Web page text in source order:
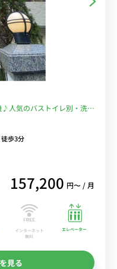
人気のバストイレ別・洗浄
＆チェア付きでテレワー
水駅」徒歩３分/徒歩圏内
中！
歩3分
157,200 円〜 / 月
インターネット
無料
エレベーター
見る